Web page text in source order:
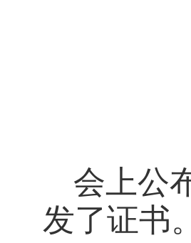
会上公
发了证书。